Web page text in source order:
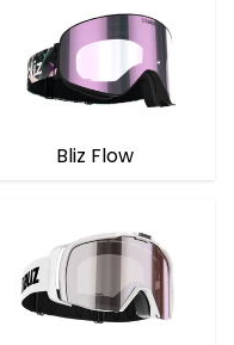
Bliz Flow